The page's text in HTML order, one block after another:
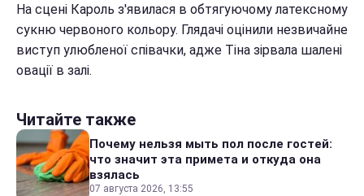
На сцені Кароль з'явилася в обтягуючому латексному
сукню червоного кольору. Глядачі оцінили незвичайне
виступ улюбленої співачки, адже Тіна зірвала шалені
овації в залі.
Читайте также
Почему нельзя мыть пол после гостей:
что значит эта примета и откуда она
взялась
07 августа 2026, 13:55